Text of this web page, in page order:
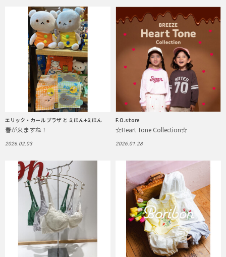
エリック・カール プラザ と えほん+えほん
春が来ますね！
2026.02.03
F.O.store
☆Heart Tone Collection☆
2026.01.28